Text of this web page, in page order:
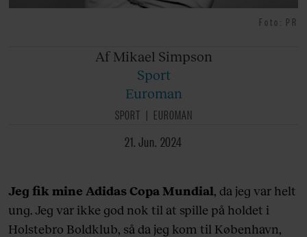
Foto: PR
Af Mikael Simpson
Sport
Euroman
SPORT
EUROMAN
21. Jun. 2024
Jeg fik mine Adidas Copa Mundial, da jeg var helt
ung. Jeg var ikke god nok til at spille på holdet i
Holstebro Boldklub, så da jeg kom til København,